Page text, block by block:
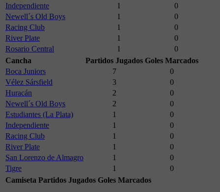
Independiente
1
0
Newell´s Old Boys
1
0
Racing Club
1
0
River Plate
1
0
Rosario Central
1
0
Cancha
Partidos Jugados Goles Marcados
Boca Juniors
7
0
Vélez Sársfield
3
0
Huracán
2
0
Newell´s Old Boys
2
0
Estudiantes (La Plata)
1
0
Independiente
1
0
Racing Club
1
0
River Plate
1
0
San Lorenzo de Almagro
1
0
Tigre
1
0
Camiseta Partidos Jugados Goles Marcados